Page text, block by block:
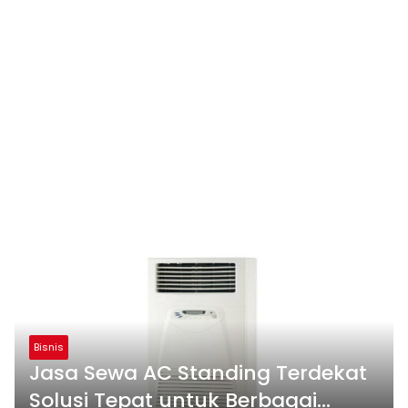
Bisnis
Jasa Sewa AC Standing Terdekat
Solusi Tepat untuk Berbagai